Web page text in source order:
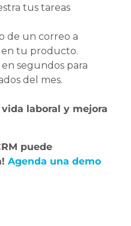
tus tareas
de un correo a
en tu producto.
segundos para
del mes.
laboral y mejora
puede
Agenda una demo